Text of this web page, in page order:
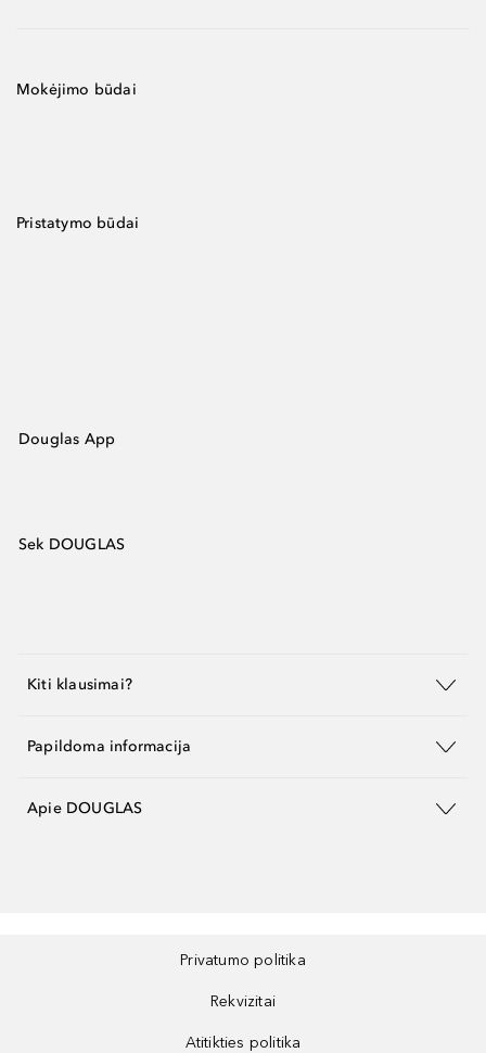
Mokėjimo būdai
Pristatymo būdai
Douglas App
Sek DOUGLAS
Kiti klausimai?
Papildoma informacija
Apie DOUGLAS
Privatumo politika
Rekvizitai
Atitikties politika